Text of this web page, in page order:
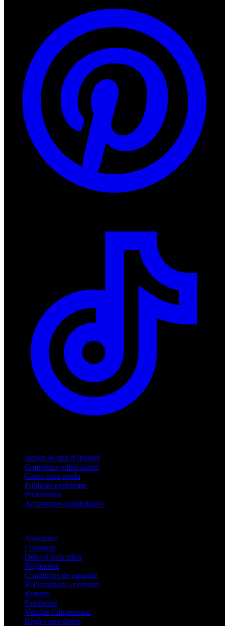
Stands & mur d’images
Comptoirs publicitaires
Cadre tissu tendu
Publicité extérieure
Promotions
Accessoires publicitaires
Assistance
Livraison
Délai d’exécution
Règlement
Conditions de garantie
Réclamations et retours
Retours
Paiements
Vérifier l’impression
Règles newsletter